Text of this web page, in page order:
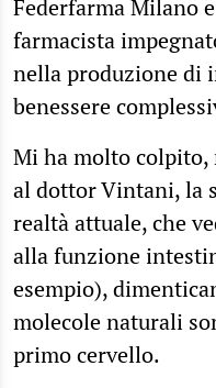
Federfarma Milano
farmacista
nella produzione
benessere
Mi ha molto colpito,
al dottor Vintani, la
realtà attuale, che
alla funzione
esempio),
molecole naturali
primo cervello.